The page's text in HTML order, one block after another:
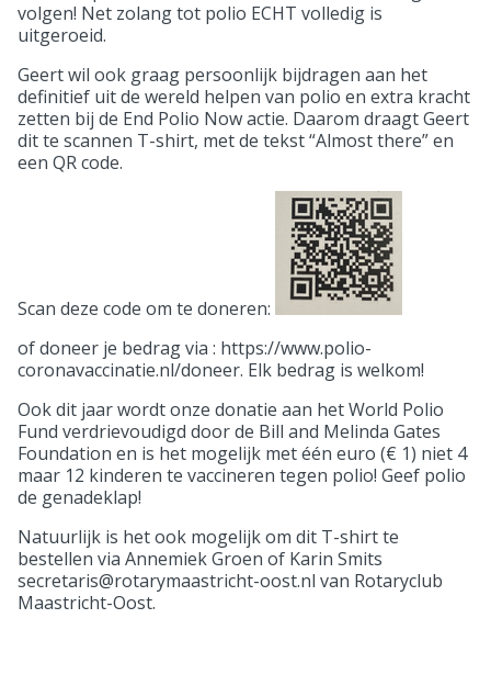
volgen! Net zolang tot polio ECHT volledig is
uitgeroeid.
Geert wil ook graag persoonlijk bijdragen aan het
definitief uit de wereld helpen van polio en extra kracht
zetten bij de End Polio Now actie. Daarom draagt Geert
dit te scannen T-shirt, met de tekst “Almost there” en
een QR code.
Scan deze code om te doneren:
of doneer je bedrag via : https://www.polio-
coronavaccinatie.nl/doneer. Elk bedrag is welkom!
Ook dit jaar wordt onze donatie aan het World Polio
Fund verdrievoudigd door de Bill and Melinda Gates
Foundation en is het mogelijk met één euro (€ 1) niet 4
maar 12 kinderen te vaccineren tegen polio! Geef polio
de genadeklap!
Natuurlijk is het ook mogelijk om dit T-shirt te
bestellen via Annemiek Groen of Karin Smits
secretaris@rotarymaastricht-oost.nl van Rotaryclub
Maastricht-Oost.